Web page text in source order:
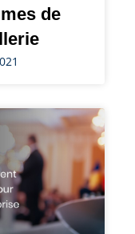
de